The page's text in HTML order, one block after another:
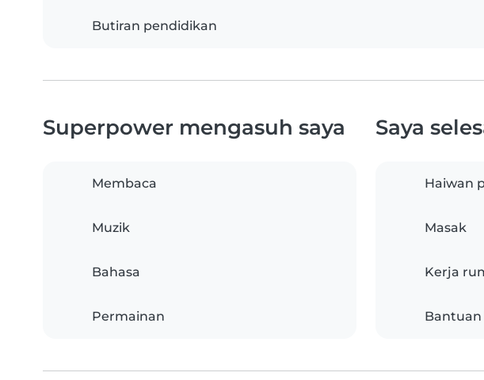
Butiran pendidikan
Superpower mengasuh saya
Membaca
Muzik
Bahasa
Permainan
Saya
Haiwan
Masak
Kerja
Bantuan